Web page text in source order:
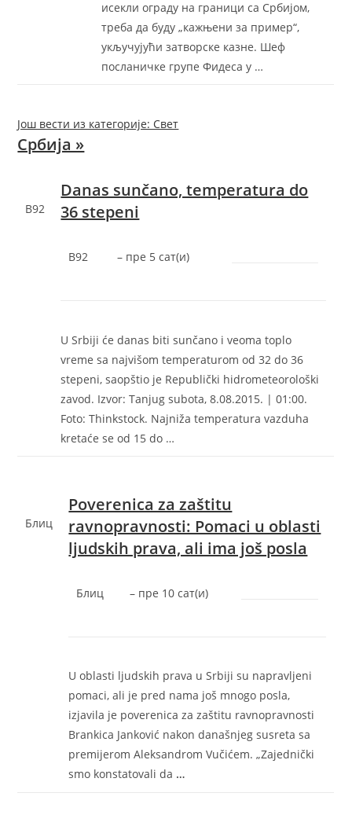
исекли ограду на граници са Србијом,
треба да буду „кажњени за пример“,
укључујући затворске казне. Шеф
посланичке групе Фидеса у …
Још вести из категорије: Свет
Србија »
B92
Danas sunčano, temperatura do
36 stepeni
B92 – ‎пре 5 сат(и)‎
U Srbiji će danas biti sunčano i veoma toplo
vreme sa najvišom temperaturom od 32 do 36
stepeni, saopštio je Republički hidrometeorološki
zavod. Izvor: Tanjug subota, 8.08.2015. | 01:00.
Foto: Thinkstock. Najniža temperatura vazduha
kretaće se od 15 do …
Блиц
Poverenica za zaštitu
ravnopravnosti: Pomaci u oblasti
ljudskih prava, ali ima još posla
Блиц – ‎пре 10 сат(и)‎
U oblasti ljudskih prava u Srbiji su napravljeni
pomaci, ali je pred nama još mnogo posla,
izjavila je poverenica za zaštitu ravnopravnosti
Brankica Janković nakon današnjeg susreta sa
premijerom Aleksandrom Vučićem. „Zajednički
smo konstatovali da …